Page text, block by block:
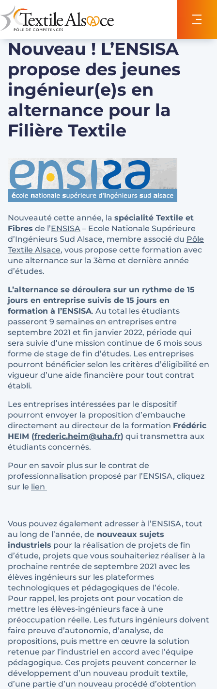
Nouveau ! L’ENSISA
propose des jeunes
ingénieur(e)s en
alternance pour la
Filière Textile
Nouveauté cette année, la spécialité Textile et
Fibres de l’ENSISA – Ecole Nationale Supérieure
d’Ingénieurs Sud Alsace, membre associé du Pôle
Textile Alsace, vous propose cette formation avec
une alternance sur la 3ème et dernière année
d’études.
L’alternance se déroulera sur un rythme de 15
jours en entreprise suivis de 15 jours en
formation à l’ENSISA. Au total les étudiants
passeront 9 semaines en entreprises entre
septembre 2021 et fin janvier 2022, période qui
sera suivie d’une mission continue de 6 mois sous
forme de stage de fin d’études. Les entreprises
pourront bénéficier selon les critères d’éligibilité en
vigueur d’une aide financière pour tout contrat
établi.
Les entreprises intéressées par le dispositif
pourront envoyer la proposition d’embauche
directement au directeur de la formation Frédéric
HEIM (frederic.heim@uha.fr) qui transmettra aux
étudiants concernés.
Pour en savoir plus sur le contrat de
professionnalisation proposé par l’ENSISA, cliquez
sur le lien
Vous pouvez également adresser à l’ENSISA, tout
au long de l’année, de nouveaux sujets
industriels pour la réalisation de projets de fin
d’étude, projets que vous souhaiteriez réaliser à la
prochaine rentrée de septembre 2021 avec les
élèves ingénieurs sur les plateformes
technologiques et pédagogiques de l’école.
Pour rappel, les projets ont pour vocation de
mettre les élèves-ingénieurs face à une
préoccupation réelle. Les futurs ingénieurs doivent
faire preuve d’autonomie, d’analyse, de
propositions, puis mettre en œuvre la solution
retenue par l’industriel en accord avec l’équipe
pédagogique. Ces projets peuvent concerner le
développement d’un nouveau produit textile,
d’une partie d’un nouveau procédé d’obtention
Panneau de gestion des cookies